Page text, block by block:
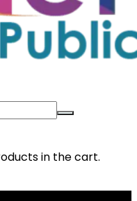
in the cart.